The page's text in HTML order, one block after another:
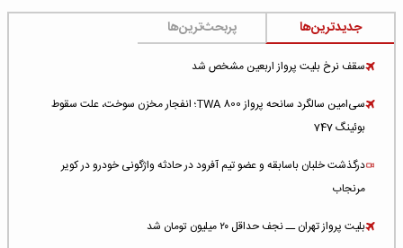
جدیدترین‌ها پربحث‌ترین‌ها
سقف نرخ بلیت پرواز اربعین مشخص شد
سی‌امین سالگرد سانحه پرواز TWA 800؛ انفجار مخزن سوخت، علت سقوط
بوئینگ 747
درگذشت خلبان باسابقه و عضو تیم آفرود در حادثه واژگونی خودرو در کویر
مرنجاب
بلیت پرواز تهران ــ نجف حداقل ۲۰ میلیون تومان شد